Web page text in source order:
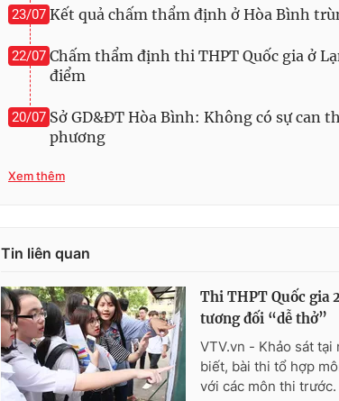
23/07 Kết quả chấm thẩm định ở Hòa Bình
22/07 Chấm thẩm định thi THPT Quốc gia ở
điểm
20/07 Sở GD&ĐT Hòa Bình: Không có sự can
phương
Xem thêm
Tin liên quan
Thi THPT Quốc gia
tương đối “dễ thở”
VTV.vn - Khảo sát
biết, bài thi tổ hợp
với các môn thi trước.